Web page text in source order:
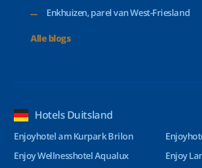
Enkhuizen, parel van West-Friesland
Alle blogs
Hotels Duitsland
Enjoyhotel am Kurpark Brilon
Enjoy Wellnesshotel Aqualux
Enjoy